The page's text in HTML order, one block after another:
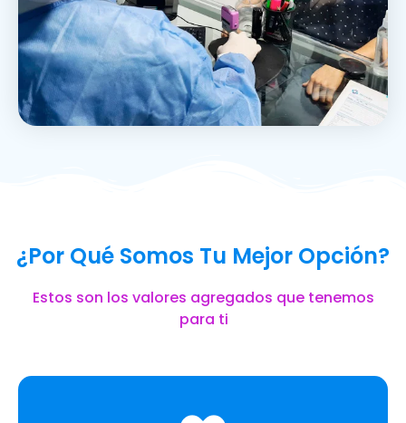
¿Por Qué Somos Tu Mejor Opción?
Estos son los valores agregados que tenemos
para ti